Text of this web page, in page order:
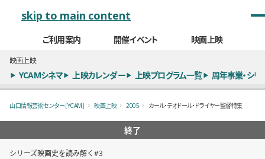
skip to main content
ご利用案内 開催イベント 映画上映
映画上映
YCAMシネマ 上映カレンダー 上映プログラム一覧 周年事業・シリ
山口情報芸術センター［YCAM］ 映画上映 2005 カール・テオドール・ドライヤー監督特集
終了
シリーズ映画史を読み解く#3